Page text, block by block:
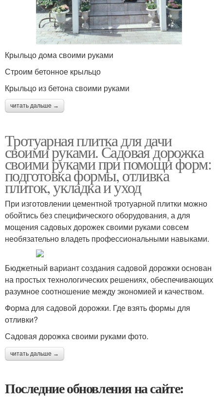
Крыльцо дома своими руками
Строим бетонное крыльцо
Крыльцо из бетона своими руками
читать дальше →
Тротуарная плитка для дачи
своими руками. Садовая дорожка
своими руками при помощи форм:
подготовка формы, отливка
плиток, укладка и уход
При изготовлении цементной тротуарной плитки можно
обойтись без специфического оборудования, а для
мощения садовых дорожек своими руками совсем
необязательно владеть профессиональными навыками.
Бюджетный вариант создания садовой дорожки основан
на простых технологических решениях, обеспечивающих
разумное соотношение между экономией и качеством.
Форма для садовой дорожки. Где взять формы для
отливки?
Садовая дорожка своими руками фото.
читать дальше →
Последние обновления на сайте: